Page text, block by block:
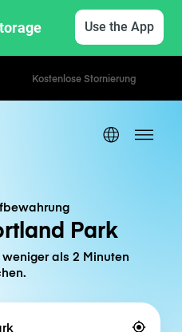
Use the App
Park
als 2 Minuten